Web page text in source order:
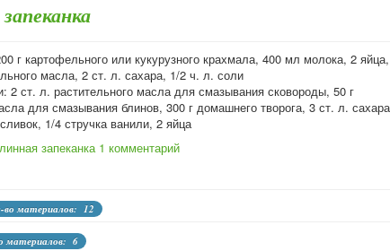
г картофельного или кукурузного крахмала, 400 мл молока, 2
масла, 2 ст. л. сахара, 1/2 ч. л. соли
2 ст. л. растительного масла для смазывания сковороды, 50 г
для смазывания блинов, 300 г домашнего творога, 3 ст. л.
1/4 стручка ванили, 2 яйца
запеканка 1 комментарий
во материалов: 12
материалов: 6